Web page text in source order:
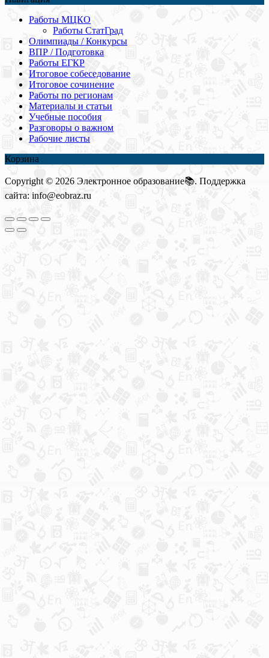
Работы МЦКО
Работы СтатГрад
Олимпиады / Конкурсы
ВПР / Подготовка
Работы ЕГКР
Итоговое собеседование
Итоговое сочинение
Работы по регионам
Материалы и статьи
Учебные пособия
Разговоры о важном
Рабочие листы
Корзина
Copyright © 2026 Электронное образование📚. Поддержка
сайта: info@eobraz.ru